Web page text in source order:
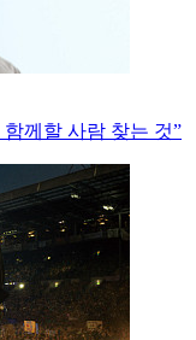
함께할 사람 찾는 것”